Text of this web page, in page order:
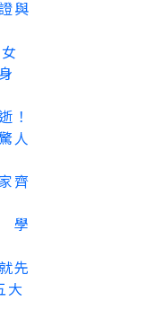
與
！
人
齊
學
先
大